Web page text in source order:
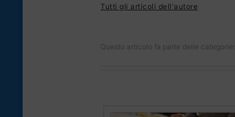
Tutti gli articoli dell'autore
Questo articolo fa parte delle categorie: